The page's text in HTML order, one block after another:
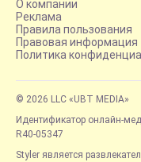
О компании
Реклама
Правила пользования
Правовая информация
Политика
© 2026 LLC «UBT MEDIA»
Идентификатор онлайн-
R40-05347
Styler является